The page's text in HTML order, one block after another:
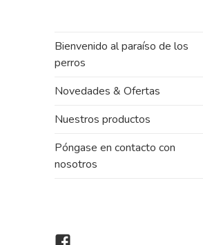
Bienvenido al paraíso de los
perros
Novedades & Ofertas
Nuestros productos
Póngase en contacto con
nosotros